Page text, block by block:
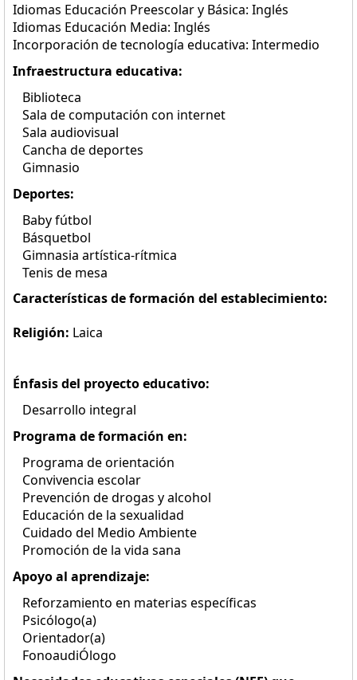
Idiomas Educación Preescolar y Básica: Inglés
Idiomas Educación Media: Inglés
Incorporación de tecnología educativa: Intermedio
Infraestructura educativa:
Biblioteca
Sala de computación con internet
Sala audiovisual
Cancha de deportes
Gimnasio
Deportes:
Baby fútbol
Básquetbol
Gimnasia artística-rítmica
Tenis de mesa
Características de formación del establecimiento:
Religión: Laica
Énfasis del proyecto educativo:
Desarrollo integral
Programa de formación en:
Programa de orientación
Convivencia escolar
Prevención de drogas y alcohol
Educación de la sexualidad
Cuidado del Medio Ambiente
Promoción de la vida sana
Apoyo al aprendizaje:
Reforzamiento en materias específicas
Psicólogo(a)
Orientador(a)
FonoaudiÓlogo